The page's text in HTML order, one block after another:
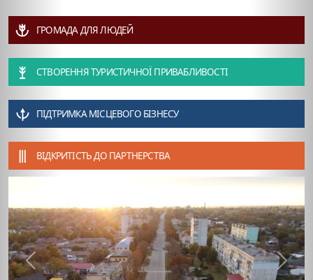
ГРОМАДА ДЛЯ ЛЮДЕЙ
СТВОРЕННЯ ТУРИСТИЧНОЇ ПРИВАБЛИВОСТІ
ПІДТРИМКА МІСЦЕВОГО БІЗНЕСУ
ВІДКРИТІСТЬ ДО ПАРТНЕРСТВА
Previous Next